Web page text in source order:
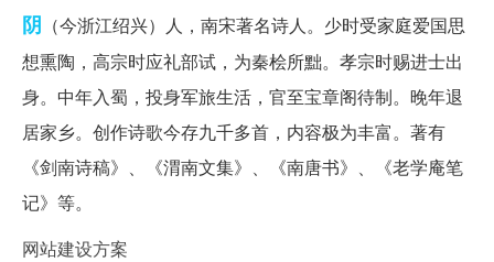
阴 （今浙江绍兴）人，南宋著名诗人。少时受家庭爱国思
想熏陶，高宗时应礼部试，为秦桧所黜。孝宗时赐进士出
身。中年入蜀，投身军旅生活，官至宝章阁待制。晚年退
居家乡。创作诗歌今存九千多首，内容极为丰富。著有
《剑南诗稿》、《渭南文集》、《南唐书》、《老学庵笔
记》等。
网站建设方案